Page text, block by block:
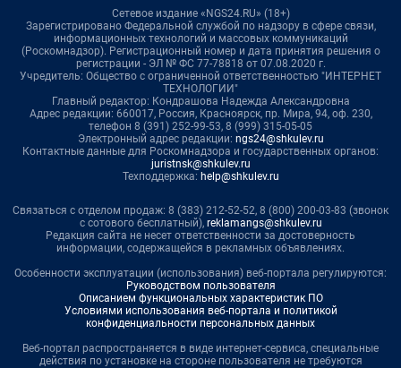
Сетевое издание «NGS24.RU» (18+)
Зарегистрировано Федеральной службой по надзору в сфере связи,
информационных технологий и массовых коммуникаций
(Роскомнадзор). Регистрационный номер и дата принятия решения о
регистрации - ЭЛ № ФС 77-78818 от 07.08.2020 г.
Учредитель: Общество с ограниченной ответственностью "ИНТЕРНЕТ
ТЕХНОЛОГИИ"
Главный редактор: Кондрашова Надежда Александровна
Адрес редакции: 660017, Россия, Красноярск, пр. Мира, 94, оф. 230,
телефон 8 (391) 252-99-53, 8 (999) 315-05-05
Электронный адрес редакции: ngs24@shkulev.ru
Контактные данные для Роскомнадзора и государственных органов:
juristnsk@shkulev.ru
Техподдержка: help@shkulev.ru
Связаться с отделом продаж: 8 (383) 212-52-52, 8 (800) 200-03-83 (звонок
с сотового бесплатный), reklamangs@shkulev.ru
Редакция сайта не несет ответственности за достоверность
информации, содержащейся в рекламных объявлениях.
Особенности эксплуатации (использования) веб-портала регулируются:
Руководством пользователя
Описанием функциональных характеристик ПО
Условиями использования веб-портала и политикой
конфиденциальности персональных данных
Веб-портал распространяется в виде интернет-сервиса, специальные
действия по установке на стороне пользователя не требуются